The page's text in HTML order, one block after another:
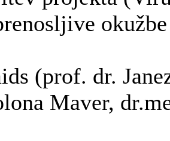
(prof. dr.
Maver,